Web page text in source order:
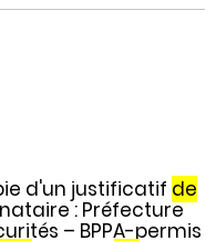
d'un justificatif de
: Préfecture
– BPPA-permis